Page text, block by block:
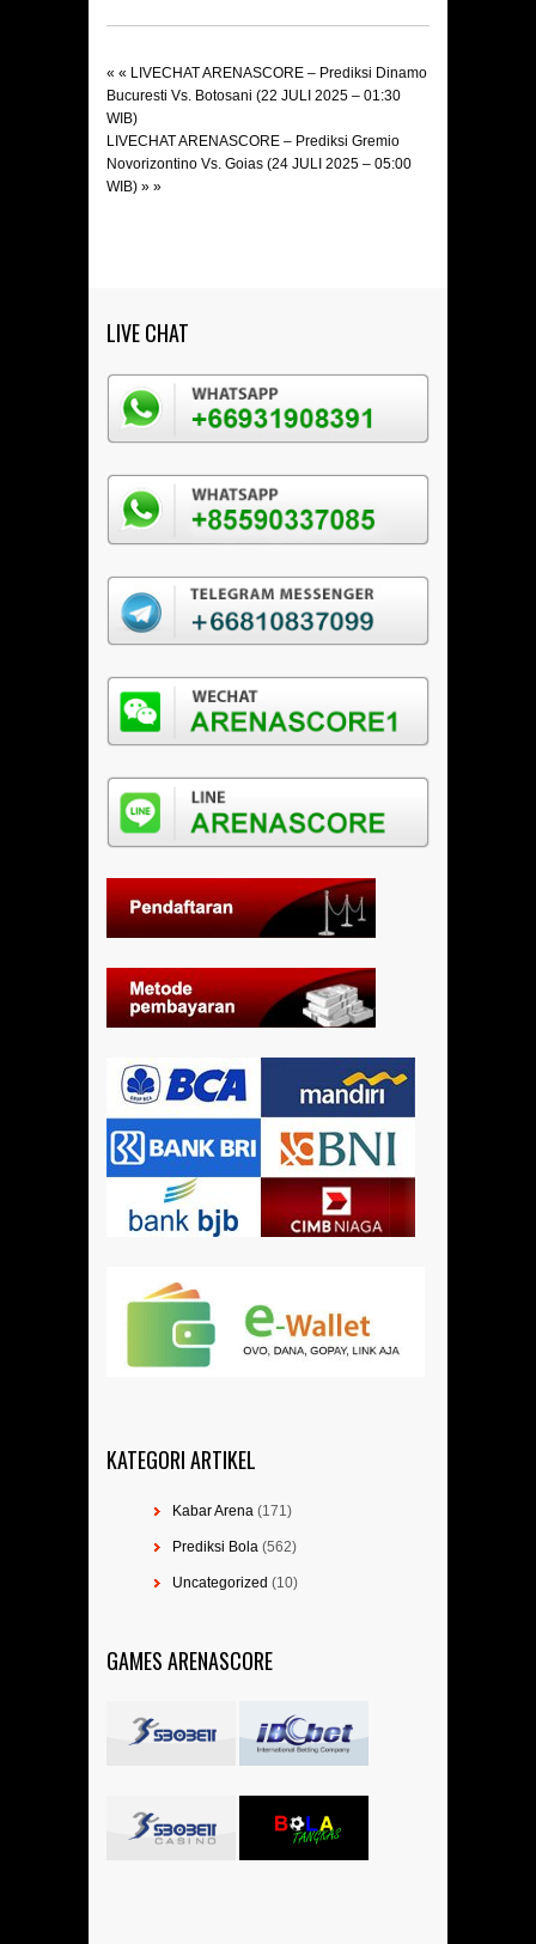
« « LIVECHAT ARENASCORE – Prediksi Dinamo
Bucuresti Vs. Botosani (22 JULI 2025 – 01:30
WIB)
LIVECHAT ARENASCORE – Prediksi Gremio
Novorizontino Vs. Goias (24 JULI 2025 – 05:00
WIB) » »
LIVE CHAT
KATEGORI ARTIKEL
Kabar Arena (171)
Prediksi Bola (562)
Uncategorized (10)
GAMES ARENASCORE